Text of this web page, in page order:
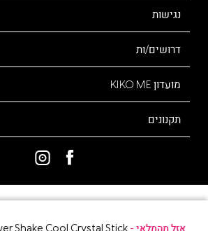
Shake Cool Crystal Stick
נגישות
דרושים/ות
מועדון KIKO ME
תקנונים